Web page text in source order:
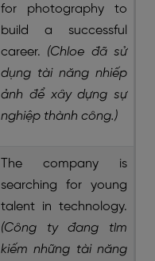
for photography to
build a successful
career. (Chloe đã sử
dụng tài năng nhiếp
ảnh để xây dựng sự
nghiệp thành công.)
The company is
searching for young
talent in technology.
(Công ty đang tìm
kiếm những tài năng